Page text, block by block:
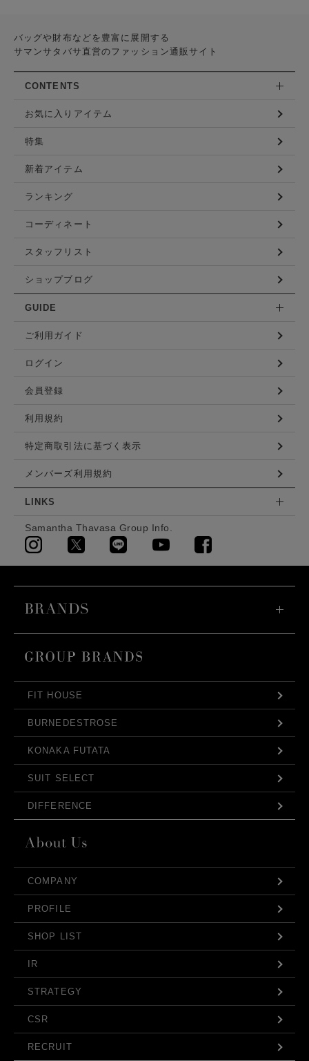
バッグや財布などを豊富に展開する
サマンサタバサ直営のファッション通販サイト
CONTENTS
お気に入りアイテム
特集
新着アイテム
ランキング
コーディネート
スタッフリスト
ショップブログ
GUIDE
ご利用ガイド
ログイン
会員登録
利用規約
特定商取引法に基づく表示
メンバーズ利用規約
LINKS
Samantha Thavasa Group Info.
FIT HOUSE
BURNEDESTROSE
KONAKA FUTATA
SUIT SELECT
DIFFERENCE
COMPANY
PROFILE
SHOP LIST
IR
STRATEGY
CSR
RECRUIT